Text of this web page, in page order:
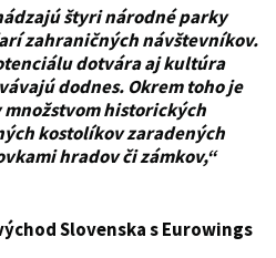
štyri národné parky
zahraničných návštevníkov.
dotvára aj kultúra
dodnes. Okrem toho je
množstvom historických
kostolíkov zaradených
hradov či zámkov,“
Slovenska s Eurowings